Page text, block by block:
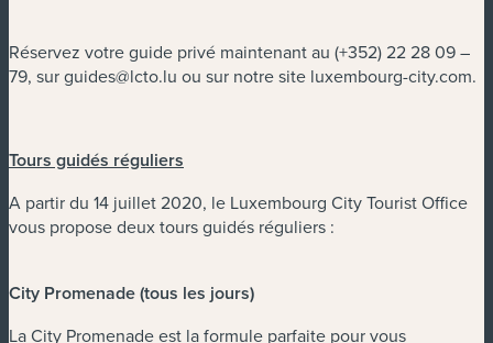
Réservez votre guide privé maintenant au (+352) 22 28 09–
79, surguides@lcto.lu ou sur notre site luxembourg-city.com.
Tours guidés réguliers
A partir du 14 juillet 2020, le Luxembourg City Tourist Office
vous propose deux tours guidés réguliers :
City Promenade (tous les jours)
La City Promenade est la formule parfaite pour vous